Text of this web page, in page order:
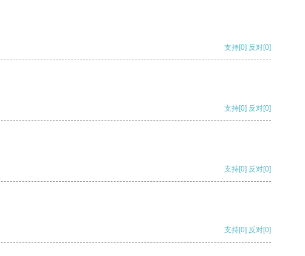
支持[0] 反对[0]
支持[0] 反对[0]
支持[0] 反对[0]
支持[0] 反对[0]